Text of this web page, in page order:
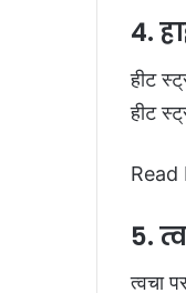
4.
हीट
हीट
Read
5.
त्वचा